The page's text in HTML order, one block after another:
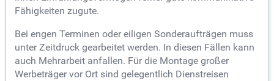
Fähigkeiten zugute.
Bei engen Terminen oder eiligen Sonderaufträgen muss
unter Zeitdruck gearbeitet werden. In diesen Fällen kann
auch Mehrarbeit anfallen. Für die Montage großer
Werbeträger vor Ort sind gelegentlich Dienstreisen